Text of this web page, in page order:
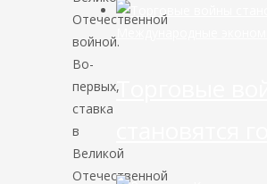
Отечественной
войной.
Во-
первых,
ставка
в
Великой
Отечественной
Торговые